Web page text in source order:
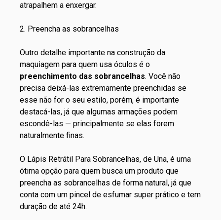
atrapalhem a enxergar.
2. Preencha as sobrancelhas
Outro detalhe importante na construção da
maquiagem para quem usa óculos é o
preenchimento das sobrancelhas. Você não
precisa deixá-las extremamente preenchidas se
esse não for o seu estilo, porém, é importante
destacá-las, já que algumas armações podem
escondê-las — principalmente se elas forem
naturalmente finas.
O Lápis Retrátil Para Sobrancelhas, de Una, é uma
ótima opção para quem busca um produto que
preencha as sobrancelhas de forma natural, já que
conta com um pincel de esfumar super prático e tem
duração de até 24h.